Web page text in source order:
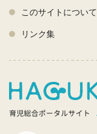
このサイトについて
リンク集